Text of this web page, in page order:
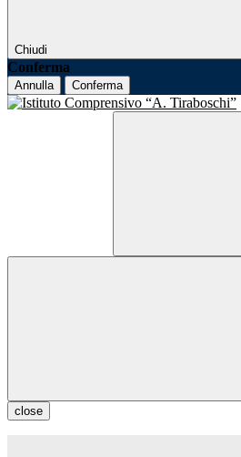
Chiudi
Conferma
Annulla Conferma
close